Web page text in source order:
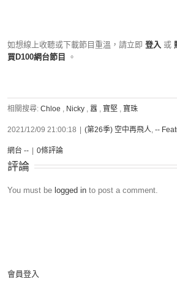
如想線上收聽或下載節目重溫，請立即 登入 或
買D100網台節目
。
相關搜尋: Chloe , Nicky , 囂 , 寶堅 , 寶珠
2021/12/09 21:00:18 (第26季) 空中再飛人, --
網台 -- 0條評論
評論
You must be logged in to post a comment.
會員登入